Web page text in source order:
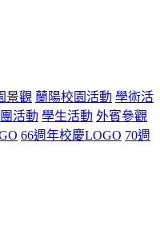
景觀 蘭陽校園活動 學術活
活動 學生活動 外賓參觀
66週年校慶LOGO 70週